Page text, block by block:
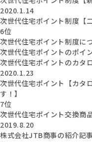
2020.1.14
次世代住宅ポイント制度【
6位
次世代住宅ポイント制度に
次世代住宅ポイントのポイ
次世代住宅ポイントのカタ
2020.1.23
次世代住宅ポイント【カタ
す！】
7位
次世代住宅ポイント交換商
2019.8.20
株式会社JTB商事の紹介記事